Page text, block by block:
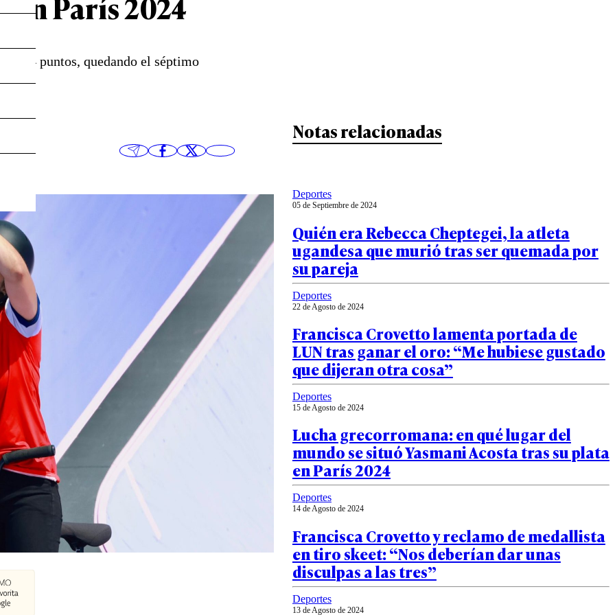
puntos, quedando el séptimo
Notas relacionadas
Deportes
05 de Septiembre de 2024
Quién era Rebecca Cheptegei, la atleta
ugandesa que murió tras ser quemada por
su pareja
Deportes
22 de Agosto de 2024
Francisca Crovetto lamenta portada de
LUN tras ganar el oro: “Me hubiese gustado
que dijeran otra cosa”
Deportes
15 de Agosto de 2024
Lucha grecorromana: en qué lugar del
mundo se situó Yasmani Acosta tras su plata
en París 2024
Deportes
14 de Agosto de 2024
Francisca Crovetto y reclamo de medallista
en tiro skeet: “Nos deberían dar unas
disculpas a las tres”
Deportes
13 de Agosto de 2024